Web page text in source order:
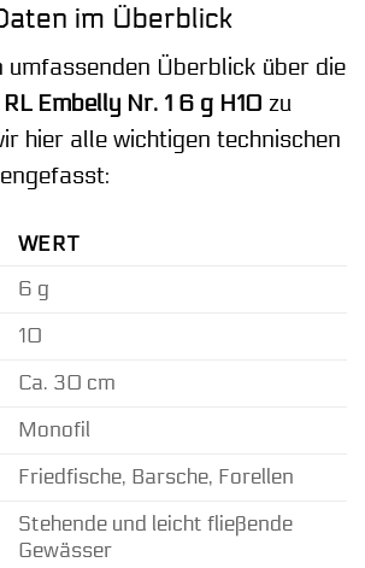
im Überblick
umfassenden Überblick über die
Embelly Nr. 1 6 g H10 zu
hier alle wichtigen technischen
WERT
6 g
10
Ca. 30 cm
Monofil
Friedfische, Barsche, Forellen
Stehende und leicht fließende
Gewässer